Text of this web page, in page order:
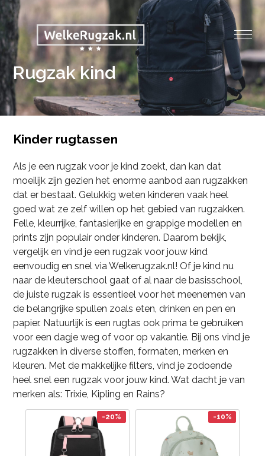
Rugzak kind
Kinder rugtassen
Als je een rugzak voor je kind zoekt, dan kan dat
moeilijk zijn gezien het enorme aanbod aan rugzakken
dat er bestaat. Gelukkig weten kinderen vaak heel
goed wat ze zelf willen op het gebied van rugzakken.
Felle, kleurrijke, fantasierijke en grappige modellen en
prints zijn populair onder kinderen. Daarom bekijk,
vergelijk en vind je een rugzak voor jouw kind
eenvoudig en snel via Welkerugzak.nl! Of je kind nu
naar de kleuterschool gaat of al naar de basisschool,
de juiste rugzak is essentieel voor het meenemen van
de belangrijke spullen zoals eten, drinken en pen en
papier. Natuurlijk is een rugtas ook prima te gebruiken
voor een dagje weg of voor op vakantie. Bij ons vind je
rugzakken in diverse stoffen, formaten, merken en
kleuren. Met de makkelijke filters, vind je zodoende
heel snel een rugzak voor jouw kind. Wat dacht je van
merken als: Trixie, Kipling en Rains?
-20% -10%